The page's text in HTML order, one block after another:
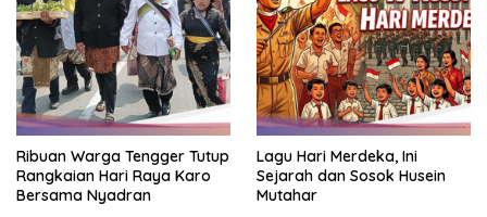
Ribuan Warga Tengger Tutup
Rangkaian Hari Raya Karo
Bersama Nyadran
Lagu Hari Merdeka, Ini
Sejarah dan Sosok Husein
Mutahar